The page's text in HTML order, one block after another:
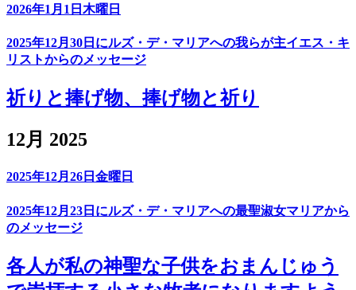
2026年1月1日木曜日
2025年12月30日にルズ・デ・マリアへの我らが主イエス・キ
リストからのメッセージ
祈りと捧げ物、捧げ物と祈り
12月 2025
2025年12月26日金曜日
2025年12月23日にルズ・デ・マリアへの最聖淑女マリアから
のメッセージ
各人が私の神聖な子供をおまんじゅう